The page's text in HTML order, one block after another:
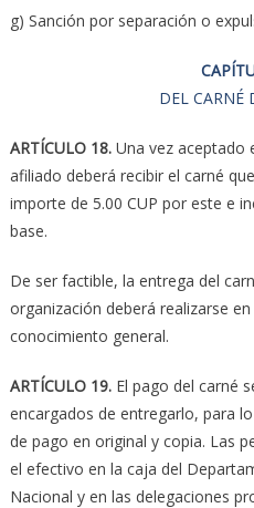
g) Sanción por separación o
DEL CARNÉ
ARTÍCULO 18.Una vez aceptado
afiliado deberá recibir el carné
importe de 5.00 CUP por este e
base.
De ser factible, la entrega del
organización deberá realizarse
conocimiento general.
ARTÍCULO 19.El pago del carné
encargados de entregarlo, para
de pago en original y copia. Las
el efectivo en la caja del
Nacional y en las delegaciones